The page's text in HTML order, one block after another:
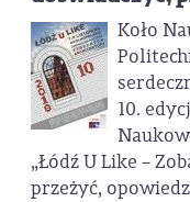
Koło
10.
„Łódź U Like –
przeżyć,